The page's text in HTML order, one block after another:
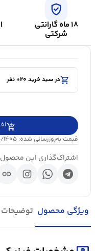
verified_user
۱۸ ماه گارانتی
شرکتی
visibility۵۰۰۰+ بازدید در ۲۴ ساعت اخیر
shopping_cartدر سبد خرید ۲۰+ نفر
قیمت به‌روزرسانی شده: ۱۶/۰۵/۱۴۰۵
اشتراک‌گذاری این
link
ویژگی محصول